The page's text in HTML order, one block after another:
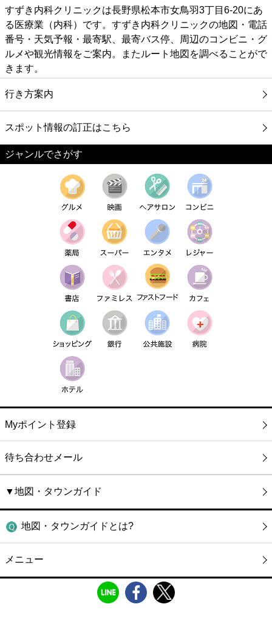
すずき内科クリニックは長野県松本市女鳥羽3丁目6-20にあ
る医療業（内科）です。すずき内科クリニックの地図・電話
番号・天気予報・最寄駅、最寄バス停、周辺のコンビニ・グ
ルメや観光情報をご案内。またルート地図を調べることがで
きます。
行き方案内
スポット情報の訂正はこちら
ジャンルでさがす
Myポイント登録
待ち合わせメール
▼地図・タウンガイド
地図・タウンガイドとは?
メニュー